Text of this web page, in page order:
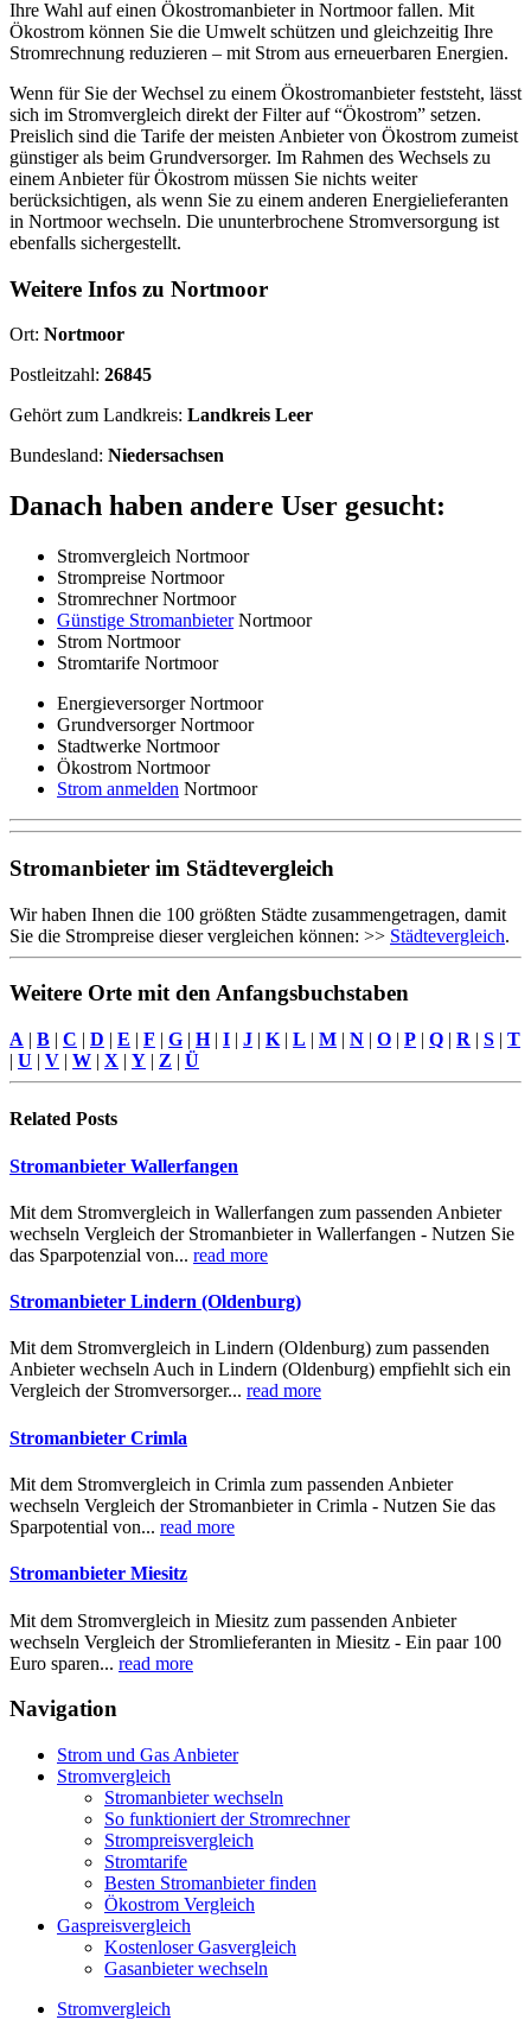
Ihre Wahl auf einen Ökostromanbieter in Nortmoor fallen. Mit
Ökostrom können Sie die Umwelt schützen und gleichzeitig Ihre
Stromrechnung reduzieren – mit Strom aus erneuerbaren Energien.
Wenn für Sie der Wechsel zu einem Ökostromanbieter feststeht, lässt
sich im Stromvergleich direkt der Filter auf “Ökostrom” setzen.
Preislich sind die Tarife der meisten Anbieter von Ökostrom zumeist
günstiger als beim Grundversorger. Im Rahmen des Wechsels zu
einem Anbieter für Ökostrom müssen Sie nichts weiter
berücksichtigen, als wenn Sie zu einem anderen Energielieferanten
in Nortmoor wechseln. Die ununterbrochene Stromversorgung ist
ebenfalls sichergestellt.
Weitere Infos zu Nortmoor
Ort: Nortmoor
Postleitzahl: 26845
Gehört zum Landkreis: Landkreis Leer
Bundesland: Niedersachsen
Danach haben andere User gesucht:
Stromvergleich Nortmoor
Strompreise Nortmoor
Stromrechner Nortmoor
Günstige StromanbieterNortmoor
Strom Nortmoor
Stromtarife Nortmoor
Energieversorger Nortmoor
Grundversorger Nortmoor
Stadtwerke Nortmoor
Ökostrom Nortmoor
Strom anmelden Nortmoor
Stromanbieter im Städtevergleich
Wir haben Ihnen die 100 größten Städte zusammengetragen, damit
Sie die Strompreise dieser vergleichen können: >> Städtevergleich.
Weitere Orte mit den Anfangsbuchstaben
A | B | C | D | E | F | G | H| I | J | K | L | M | N | O | P | Q | R | S | T
| U | V | W | X | Y | Z | Ü
Related Posts
Stromanbieter Wallerfangen
Mit dem Stromvergleich in Wallerfangen zum passenden Anbieter
wechseln Vergleich der Stromanbieter in Wallerfangen - Nutzen Sie
das Sparpotenzial von... read more
Stromanbieter Lindern (Oldenburg)
Mit dem Stromvergleich in Lindern (Oldenburg) zum passenden
Anbieter wechseln Auch in Lindern (Oldenburg) empfiehlt sich ein
Vergleich der Stromversorger... read more
Stromanbieter Crimla
Mit dem Stromvergleich in Crimla zum passenden Anbieter
wechseln Vergleich der Stromanbieter in Crimla - Nutzen Sie das
Sparpotential von... read more
Stromanbieter Miesitz
Mit dem Stromvergleich in Miesitz zum passenden Anbieter
wechseln Vergleich der Stromlieferanten in Miesitz - Ein paar 100
Euro sparen... read more
Navigation
Strom und Gas Anbieter
Stromvergleich
Stromanbieter wechseln
So funktioniert der Stromrechner
Strompreisvergleich
Stromtarife
Besten Stromanbieter finden
Ökostrom Vergleich
Gaspreisvergleich
Kostenloser Gasvergleich
Gasanbieter wechseln
Stromvergleich